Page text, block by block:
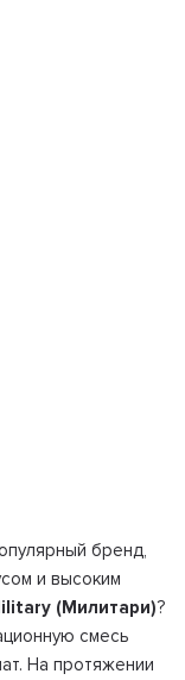
бренд,
и высоким
(Милитари)?
смесь
На протяжении